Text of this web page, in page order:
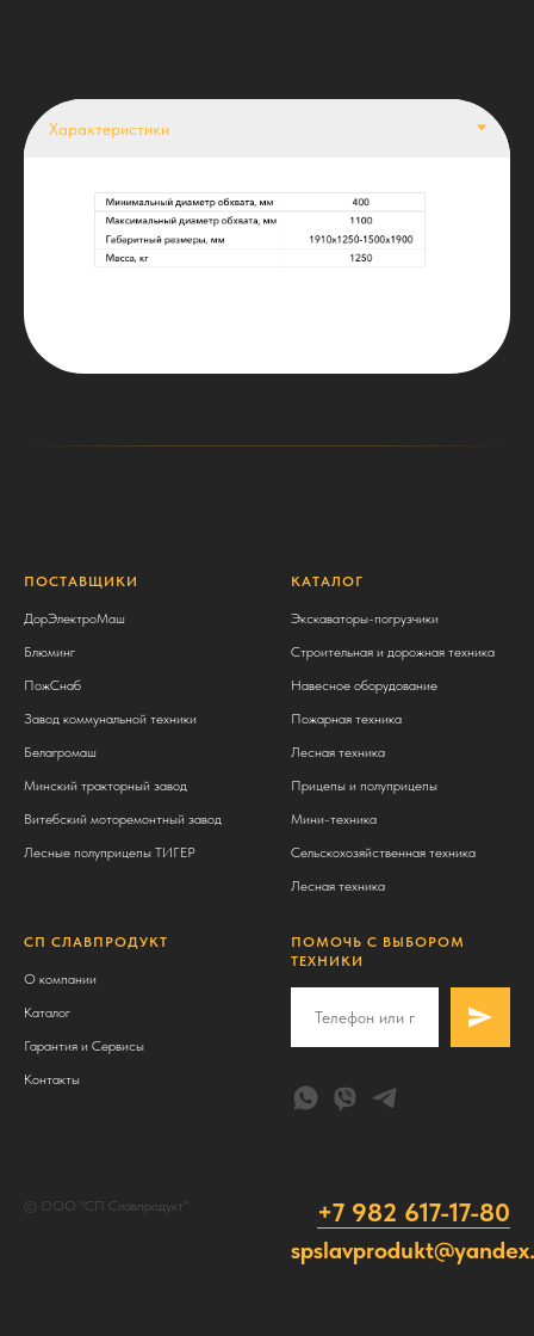
ПОСТАВЩИКИ
ДорЭлектроМаш
Блюминг
ПожСнаб
Завод коммунальной техники
Белагромаш
Минский тракторный завод
Витебский моторемонтный завод
Лесные полуприцепы ТИГЕР
КАТАЛОГ
Экскаваторы-погрузчики
Строительная и дорожная техника
Навесное оборудование
Пожарная техника
Лесная техника
Прицепы и полуприцепы
Мини-техника
Сельскохозяйственная техника
Лесная техника
СП СЛАВПРОДУКТ
О компании
Каталог
Гарантия и Сервисы
Контакты
ПОМОЧЬ С ВЫБОРОМ
ТЕХНИКИ
© ООО "СП Славпродукт" +7 982 617-17-80